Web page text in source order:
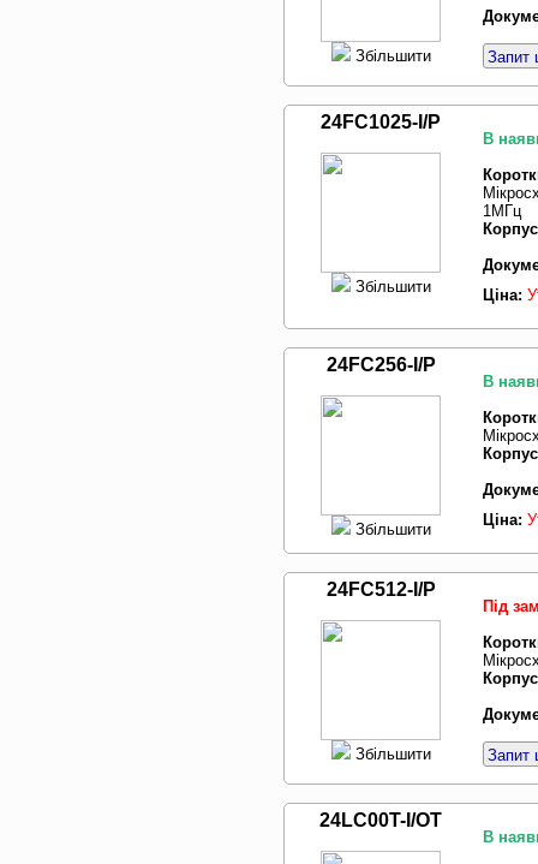
Збільшити Запит
24FC1025-I/P
Збільшити
В
1МГц
Ціна:
24FC256-I/P
Збільшити
В
Ціна:
24FC512-I/P
Збільшити
Під
Запит
24LC00T-I/OT
В